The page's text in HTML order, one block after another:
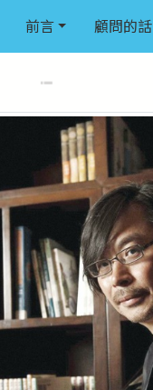
前言 顧問的話